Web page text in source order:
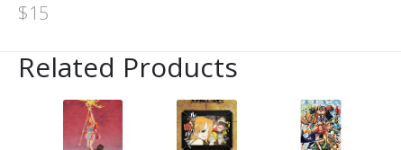
$15
Related Products